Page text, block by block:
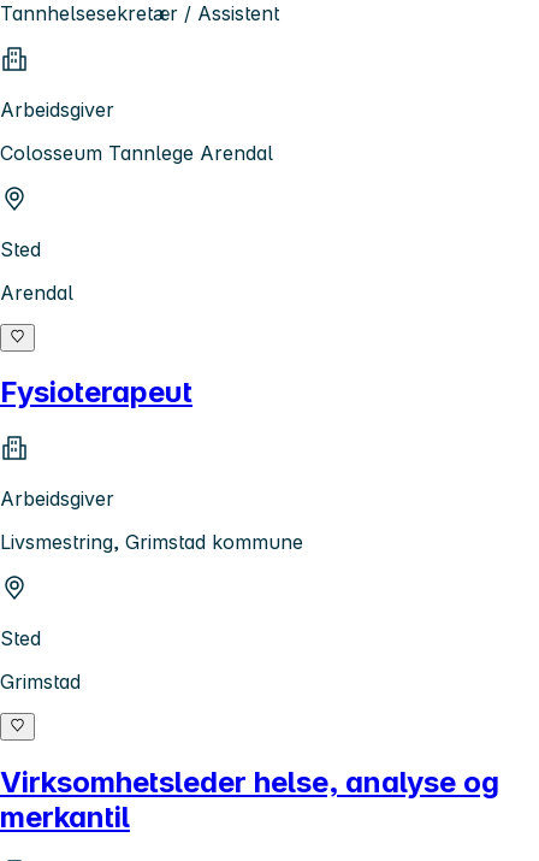
Tannhelsesekretær / Assistent
Arbeidsgiver
Colosseum Tannlege Arendal
Sted
Arendal
Fysioterapeut
Arbeidsgiver
Livsmestring, Grimstad kommune
Sted
Grimstad
Virksomhetsleder helse, analyse og
merkantil